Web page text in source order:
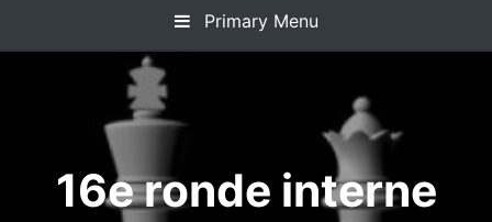
Primary Menu
16e ronde interne